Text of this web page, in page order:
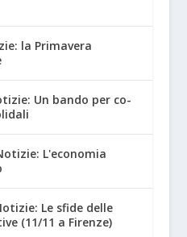
la Primavera
Un bando per co-
L'economia
Le sfide delle
(11/11 a Firenze)